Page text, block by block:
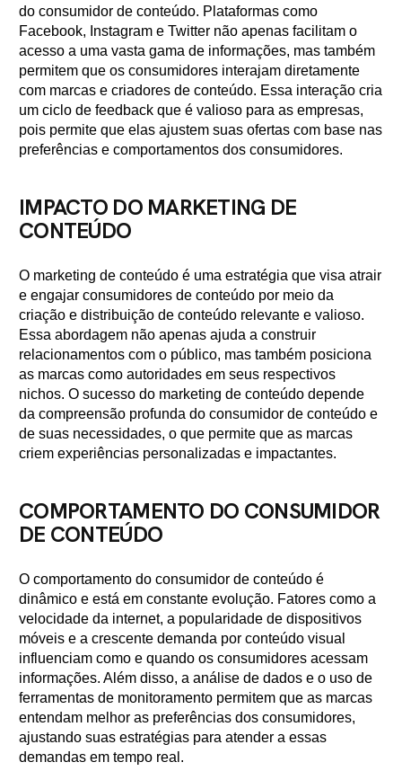
do consumidor de conteúdo. Plataformas como
Facebook, Instagram e Twitter não apenas facilitam o
acesso a uma vasta gama de informações, mas também
permitem que os consumidores interajam diretamente
com marcas e criadores de conteúdo. Essa interação cria
um ciclo de feedback que é valioso para as empresas,
pois permite que elas ajustem suas ofertas com base nas
preferências e comportamentos dos consumidores.
IMPACTO DO MARKETING DE
CONTEÚDO
O marketing de conteúdo é uma estratégia que visa atrair
e engajar consumidores de conteúdo por meio da
criação e distribuição de conteúdo relevante e valioso.
Essa abordagem não apenas ajuda a construir
relacionamentos com o público, mas também posiciona
as marcas como autoridades em seus respectivos
nichos. O sucesso do marketing de conteúdo depende
da compreensão profunda do consumidor de conteúdo e
de suas necessidades, o que permite que as marcas
criem experiências personalizadas e impactantes.
COMPORTAMENTO DO CONSUMIDOR
DE CONTEÚDO
O comportamento do consumidor de conteúdo é
dinâmico e está em constante evolução. Fatores como a
velocidade da internet, a popularidade de dispositivos
móveis e a crescente demanda por conteúdo visual
influenciam como e quando os consumidores acessam
informações. Além disso, a análise de dados e o uso de
ferramentas de monitoramento permitem que as marcas
entendam melhor as preferências dos consumidores,
ajustando suas estratégias para atender a essas
demandas em tempo real.